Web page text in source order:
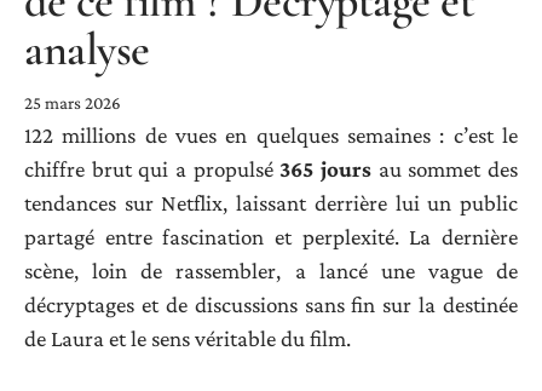
analyse
25 mars 2026
122 millions de vues en quelques semaines : c’est le
chiffre brut qui a propulsé365 jours au sommet des
tendances sur Netflix, laissant derrière lui un public
partagé entre fascination et perplexité. La dernière
scène, loin de rassembler, a lancé une vague de
décryptages et de discussions sans fin sur la destinée
de Laura et le sens véritable du film.